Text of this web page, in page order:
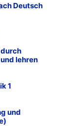
Deutsch
lehren
1
und